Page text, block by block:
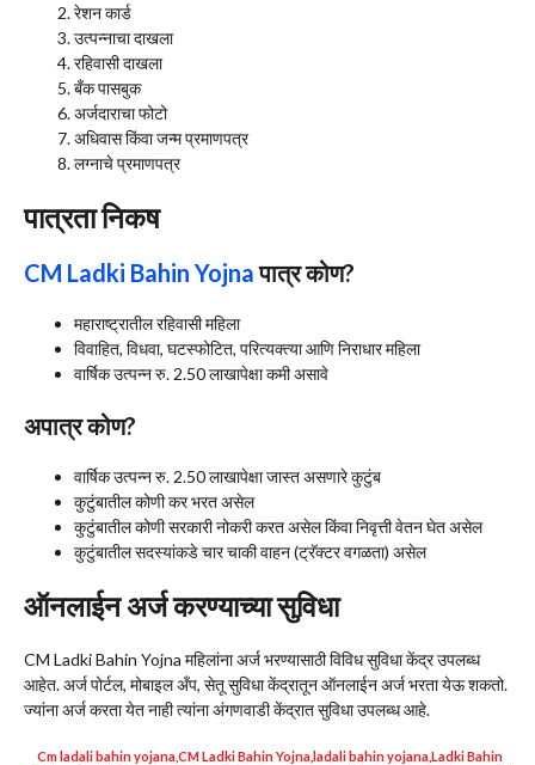
रेशन कार्ड
उत्पन्नाचा दाखला
रहिवासी दाखला
बँक पासबुक
अर्जदाराचा फोटो
अधिवास किंवा जन्म प्रमाणपत्र
लग्नाचे प्रमाणपत्र
पात्रता निकष
CM Ladki Bahin Yojnaपात्र कोण?
महाराष्ट्रातील रहिवासी महिला
विवाहित, विधवा, घटस्फोटित, परित्यक्त्या आणि निराधार महिला
वार्षिक उत्पन्न रु. 2.50 लाखापेक्षा कमी असावे
अपात्र कोण?
वार्षिक उत्पन्न रु. 2.50 लाखापेक्षा जास्त असणारे कुटुंब
कुटुंबातील कोणी कर भरत असेल
कुटुंबातील कोणी सरकारी नोकरी करत असेल किंवा निवृत्ती वेतन घेत असेल
कुटुंबातील सदस्यांकडे चार चाकी वाहन (ट्रॅक्टर वगळता) असेल
ऑनलाईन अर्ज करण्याच्या सुविधा
CM Ladki Bahin Yojna महिलांना अर्ज भरण्यासाठी विविध सुविधा केंद्र उपलब्ध
आहेत. अर्ज पोर्टल, मोबाइल अँप, सेतू सुविधा केंद्रातून ऑनलाईन अर्ज भरता येऊ शकतो.
ज्यांना अर्ज करता येत नाही त्यांना अंगणवाडी केंद्रात सुविधा उपलब्ध आहे.
Cm ladali bahin yojanaCM Ladki Bahin Yojnaladali bahin yojanaLadki Bahin